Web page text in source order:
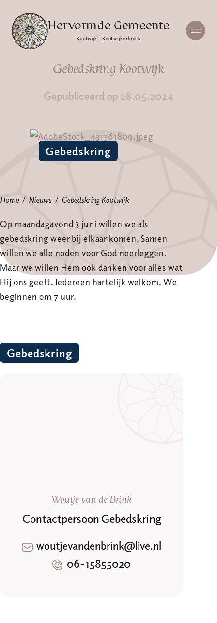
Hervormde Gemeente
Kootwijk · Kootwijkerbroek
Gebedskring Kootwijk
Gepubliceerd op 28.05.2024
Gebedskring
Home Nieuws Gebedskring Kootwijk
Op maandagavond 3 juni willen we als
gebedskring weer bij elkaar komen. Samen
willen we alle noden voor God neerleggen.
Maar we willen Hem ook danken voor alles wat
Hij ons geeft. Iedereen hartelijk welkom. We
beginnen om 7 uur.
Gebedskring
Woutje van de Brink
Contactpersoon Gebedskring
woutjevandenbrink@live.nl
06-15855020